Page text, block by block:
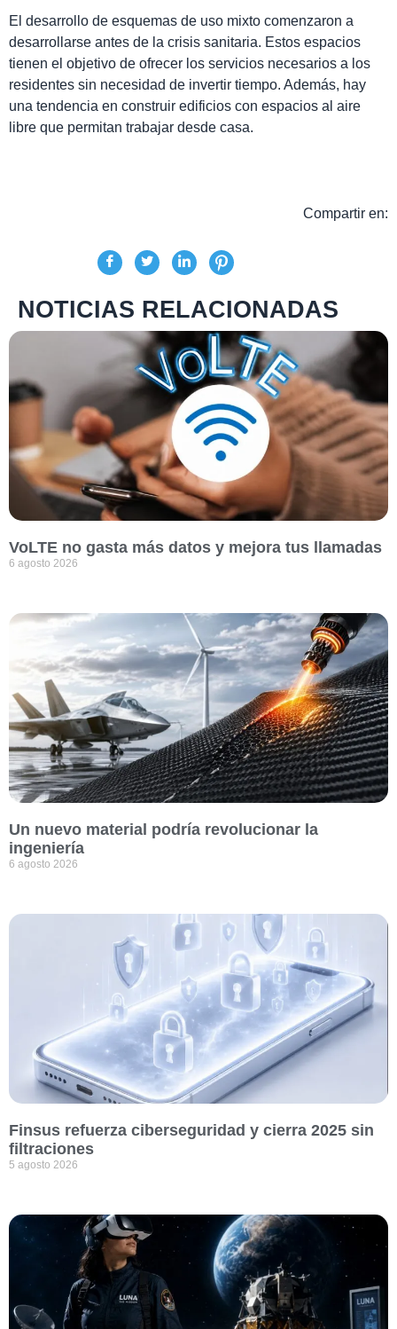
El desarrollo de esquemas de uso mixto comenzaron a
desarrollarse antes de la crisis sanitaria. Estos espacios
tienen el objetivo de ofrecer los servicios necesarios a los
residentes sin necesidad de invertir tiempo. Además, hay
una tendencia en construir edificios con espacios al aire
libre que permitan trabajar desde casa.
Compartir en:
NOTICIAS RELACIONADAS
VoLTE no gasta más datos y mejora tus llamadas
6 agosto 2026
Un nuevo material podría revolucionar la
ingeniería
6 agosto 2026
Finsus refuerza ciberseguridad y cierra 2025 sin
filtraciones
5 agosto 2026